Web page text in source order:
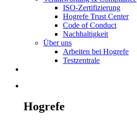
ISO-Zertifizierung
Hogrefe Trust Center
Code of Conduct
Nachhaltigkeit
Über uns
Arbeiten bei Hogrefe
Testzentrale
Hogrefe